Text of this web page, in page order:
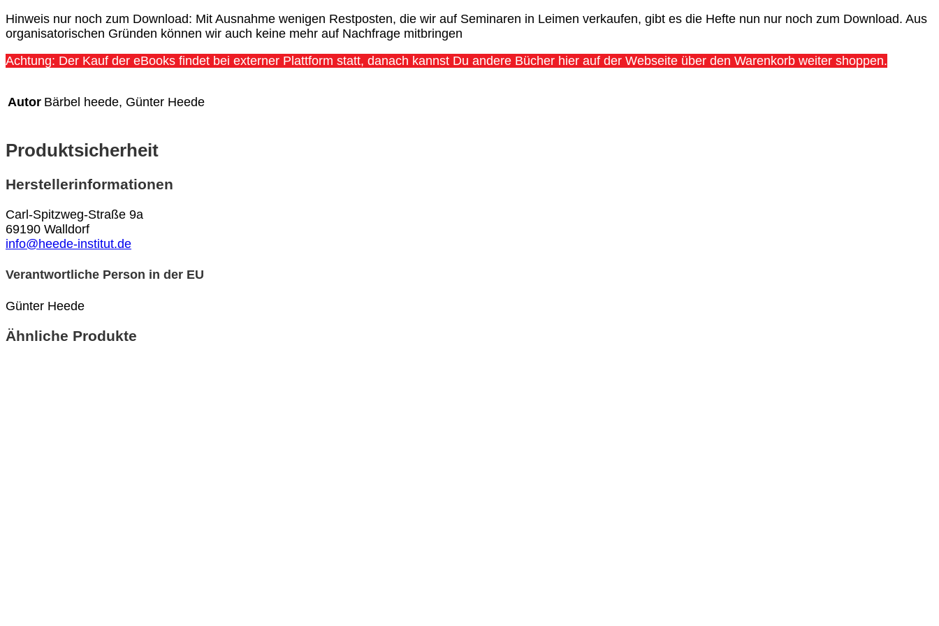
Hinweis nur noch zum Download: Mit Ausnahme wenigen Restposten, die wir auf Seminaren in Leimen verkaufen, gibt es die Hefte nun nur noch zum Download. Aus
organisatorischen Gründen können wir auch keine mehr auf Nachfrage mitbringen
Achtung: Der Kauf der eBooks findet bei externer Plattform statt, danach kannst Du andere Bücher hier auf der Webseite über den Warenkorb weiter shoppen.
Autor Bärbel heede, Günter Heede
Produktsicherheit
Herstellerinformationen
Carl-Spitzweg-Straße 9a
69190 Walldorf
info@heede-institut.de
Verantwortliche Person in der EU
Günter Heede
Ähnliche Produkte